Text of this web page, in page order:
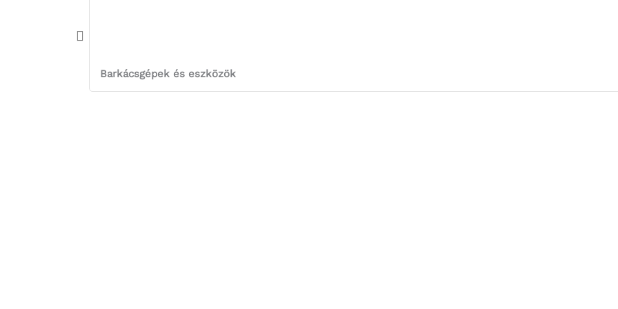
Barkácsgépek és eszközök